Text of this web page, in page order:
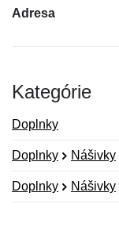
Adresa
Kategórie
Doplnky
Doplnky Nášivky
Doplnky Nášivky